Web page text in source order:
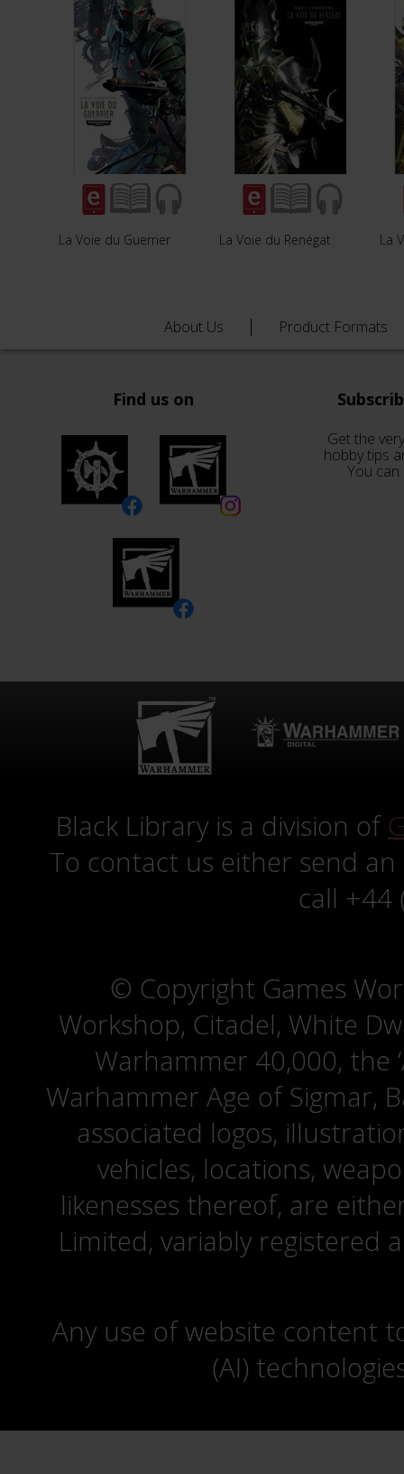
La Voie du Guerrier La Voie du Renégat La
About Us Product Formats
Find us on
Get the
hobby tips
You
Black Library is a division of
To contact us either send
call +44
© Copyright Games
Workshop, Citadel, White
Warhammer 40,000, the
Warhammer Age of Sigmar,
associated logos,
vehicles, locations,
likenesses thereof, are
Limited, variably registered
Any use of website content
(AI)